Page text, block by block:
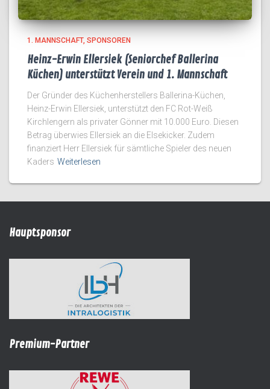
1. MANNSCHAFT SPONSOREN
Heinz-Erwin Ellersiek (Seniorchef Ballerina
Küchen) unterstützt Verein und 1. Mannschaft
Der Gründer des Küchenherstellers Ballerina-Küchen,
Heinz-Erwin Ellersiek, unterstützt den FC Rot-Weiß
Kirchlengern als privater Gönner mit 10.000 Euro. Diesen
Betrag überwies Ellersiek an die Elsekicker. Zudem
finanziert Herr Ellersiek für sämtliche Spieler des neuen
Kaders Weiterlesen
Hauptsponsor
Premium-Partner